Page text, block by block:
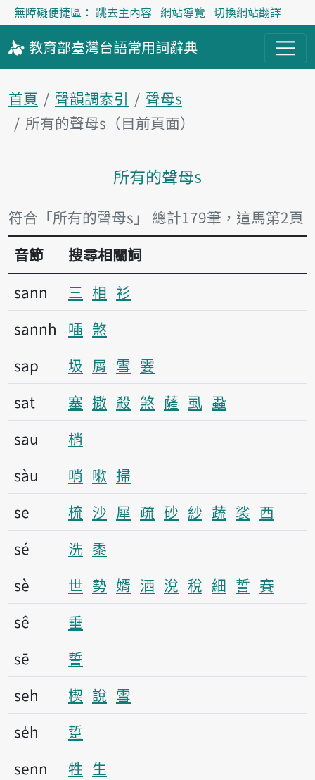
無障礙便捷區： 跳去主內容 網站導覽 切換網站翻譯
教育部臺灣台語常用詞辭典
首頁 聲韻調索引
聲母s
所有的聲母s（目前頁面）
主內容區塊
所有的聲母s
符合「所有的聲母s」 總計179筆，這馬第2頁
音節
搜尋相關詞
sann
三 相 衫
sannh
喢 煞
sap
圾 屑 雪 霎
sat
塞 撒 殺 煞 薩 虱 蝨
sau
梢
sàu
哨 嗽 掃
se
梳 沙 犀 疏 砂 紗 蔬 裟 西
sé
洗 黍
sè
世 勢 婿 洒 涗 稅 細 誓 賽
sê
垂
sē
誓
seh
楔 說 雪
se̍h
踅
senn
牲 生